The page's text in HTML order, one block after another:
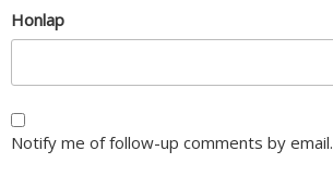
Honlap
Notify me of follow-up comments by email.